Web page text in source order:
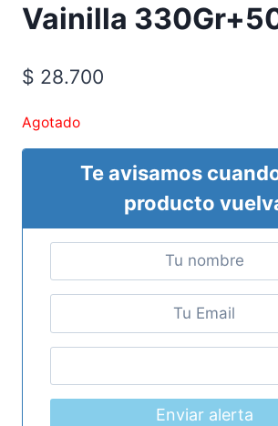
Vainilla
$ 28.700
Agotado
Te avisamos
producto
Enviar alerta